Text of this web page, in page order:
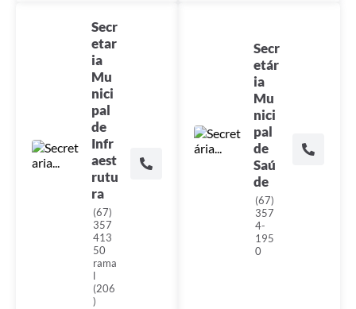
Secr
etar
ia
Mu
nici
pal
de
Infr
aest
rutu
ra
(67)
357
413
50
rama
l
(206
)
Secr
etár
ia
Mu
nici
pal
de
Saú
de
(67)
357
4-
195
0